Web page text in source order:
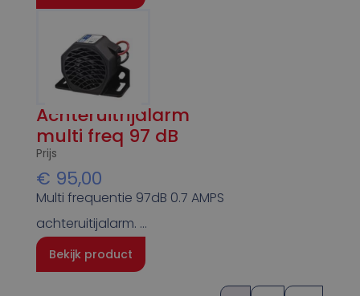
Achteruitrijalarm
multi freq 97 dB
Prijs
€ 95,00
Multi frequentie 97dB 0.7 AMPS
achteruitijalarm. …
Bekijk product